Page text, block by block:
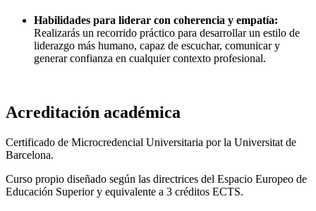
Habilidades para liderar con coherencia y empatía:
Realizarás un recorrido práctico para desarrollar un estilo de
liderazgo más humano, capaz de escuchar, comunicar y
generar confianza en cualquier contexto profesional.
Acreditación académica
Certificado de Microcredencial Universitaria por la Universitat de
Barcelona.
Curso propio diseñado según las directrices del Espacio Europeo de
Educación Superior y equivalente a 3 créditos ECTS.